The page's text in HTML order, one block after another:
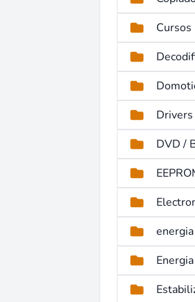
Cursos
Drivers
DVD /